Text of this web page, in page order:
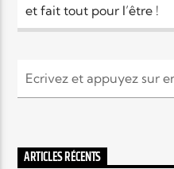
et fait tout pour l’être !
ARTICLES RÉCENTS